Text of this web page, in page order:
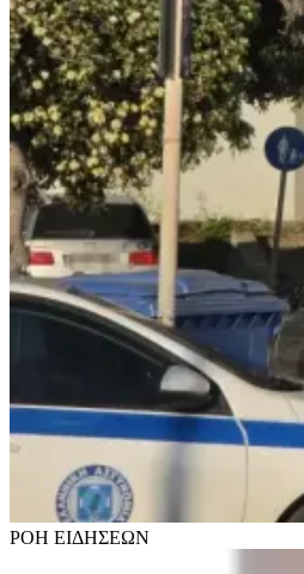
ΡΟΗ ΕΙΔΗΣΕΩΝ